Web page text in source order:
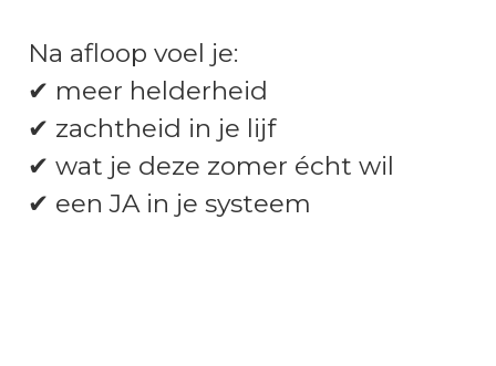
Na afloop voel je:
✔ meer helderheid
✔ zachtheid in je lijf
✔ wat je deze zomer écht wil
✔ een JA in je systeem